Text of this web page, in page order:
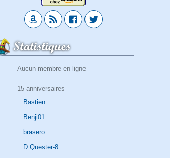
Statistiques
Aucun membre en ligne
15 anniversaires
Bastien
Benji01
brasero
D.Quester-8